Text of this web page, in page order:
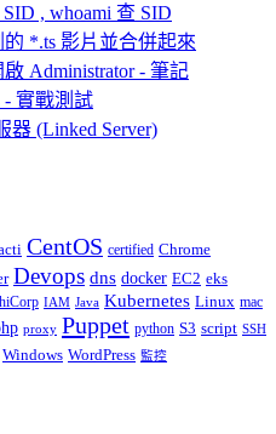
, whoami 查 SID
*.ts 影片並合併起來
Administrator - 筆記
- 實戰測試
(Linked Server)
CentOS certified Chrome
Devops dns docker EC2 eks
IAM Java Kubernetes Linux mac
proxy Puppet python S3 script SSH
Windows WordPress 監控